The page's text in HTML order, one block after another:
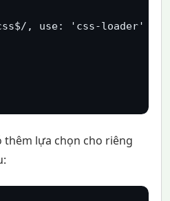
, use: 'css-loader' },
thêm lựa chọn cho riêng